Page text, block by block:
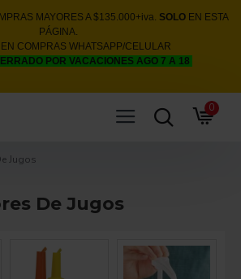
MAYORES A $135.000+iva. SOLOEN ESTA
PÁGINA.
COMPRAS WHATSAPP/CELULAR
POR VACACIONES AGO 7 A 18
0
Jugos
De Jugos